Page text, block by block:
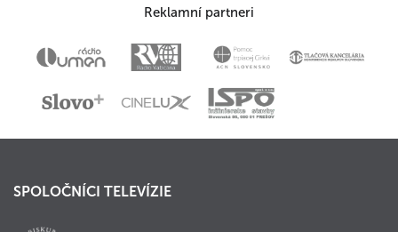
Reklamní partneri
SPOLOČNÍCI TELEVÍZIE